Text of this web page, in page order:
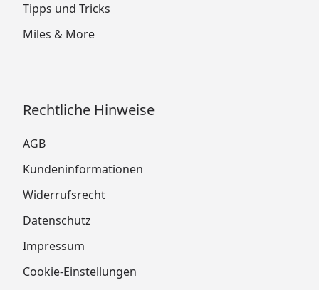
Tipps und Tricks
Miles & More
Rechtliche Hinweise
AGB
Kundeninformationen
Widerrufsrecht
Datenschutz
Impressum
Cookie-Einstellungen